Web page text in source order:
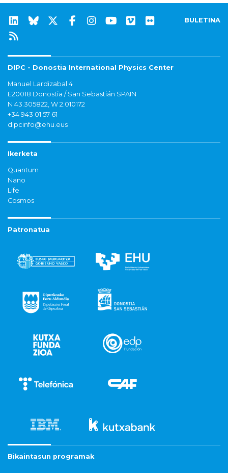
BULETINA
DIPC - Donostia International Physics Center
Manuel Lardizabal 4
E20018 Donostia / San Sebastián SPAIN
N 43.305822, W 2.010172
+34 943 01 57 61
dipcinfo@ehu.eus
Ikerketa
Quantum
Nano
Life
Cosmos
Patronatua
Bikaintasun programak